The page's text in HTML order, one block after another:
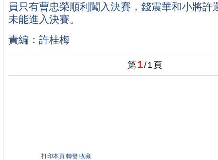
員只有曹忠榮順利闖入決賽，錢震華和小將許
未能進入決賽。
責編：許桂梅
第1/1頁
打印本頁 轉發 收藏